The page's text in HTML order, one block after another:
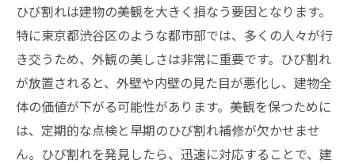
ひび割れは建物の美観を大きく損なう要因となります。
特に東京都渋谷区のような都市部では、多くの人々が行
き交うため、外観の美しさは非常に重要です。ひび割れ
が放置されると、外壁や内壁の見た目が悪化し、建物全
体の価値が下がる可能性があります。美観を保つために
は、定期的な点検と早期のひび割れ補修が欠かせませ
ん。ひび割れを発見したら、迅速に対応することで、建